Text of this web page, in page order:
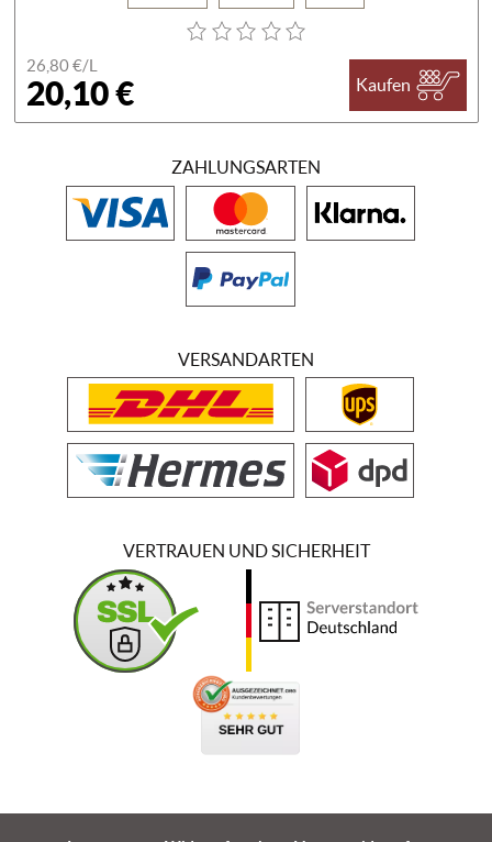
26,80 €/L
20,10 € Kaufen
ZAHLUNGSARTEN
VERSANDARTEN
VERTRAUEN UND SICHERHEIT